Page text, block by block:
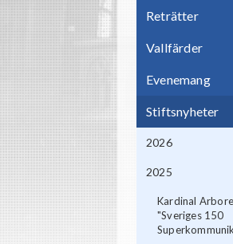
Reträtter
Vallfärder
Evenemang
Stiftsnyheter
2026
2025
Kardinal
"Sveriges 150